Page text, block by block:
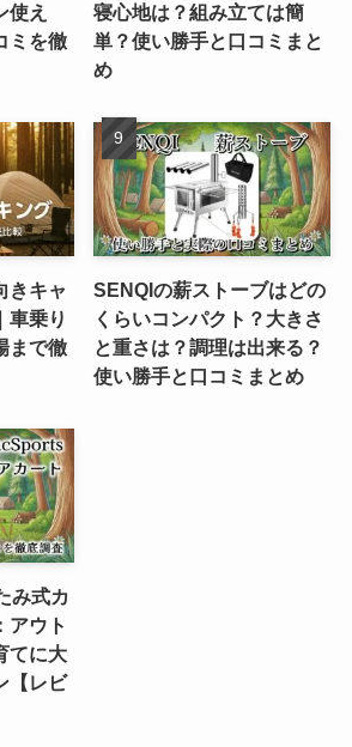
使え
ミを徹
寝心地は？組み立ては簡
単？使い勝手と口コミまと
め
きキャ
車乗り
まで徹
SENQIの薪ストーブはどの
くらいコンパクト？大きさ
と重さは？調理は出来る？
使い勝手と口コミまとめ
み式カ
アウト
てに大
【レビ